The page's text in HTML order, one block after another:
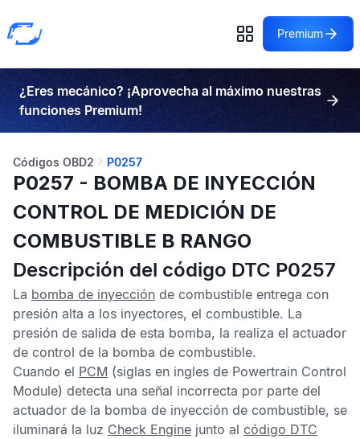
Premium
¿Eres mecánico? ¡Aprovecha al máximo nuestras
funciones Premium!
Códigos OBD2 P0257
P0257 - BOMBA DE INYECCIÓN
CONTROL DE MEDICIÓN DE
COMBUSTIBLE B RANGO
Descripción del código DTC P0257
La bomba de inyección de combustible entrega con
presión alta a los inyectores, el combustible. La
presión de salida de esta bomba, la realiza el actuador
de control de la bomba de combustible.
Cuando el PCM (siglas en ingles de Powertrain Control
Module) detecta una señal incorrecta por parte del
actuador de la bomba de inyección de combustible, se
iluminará la luz Check Engine junto al código DTC